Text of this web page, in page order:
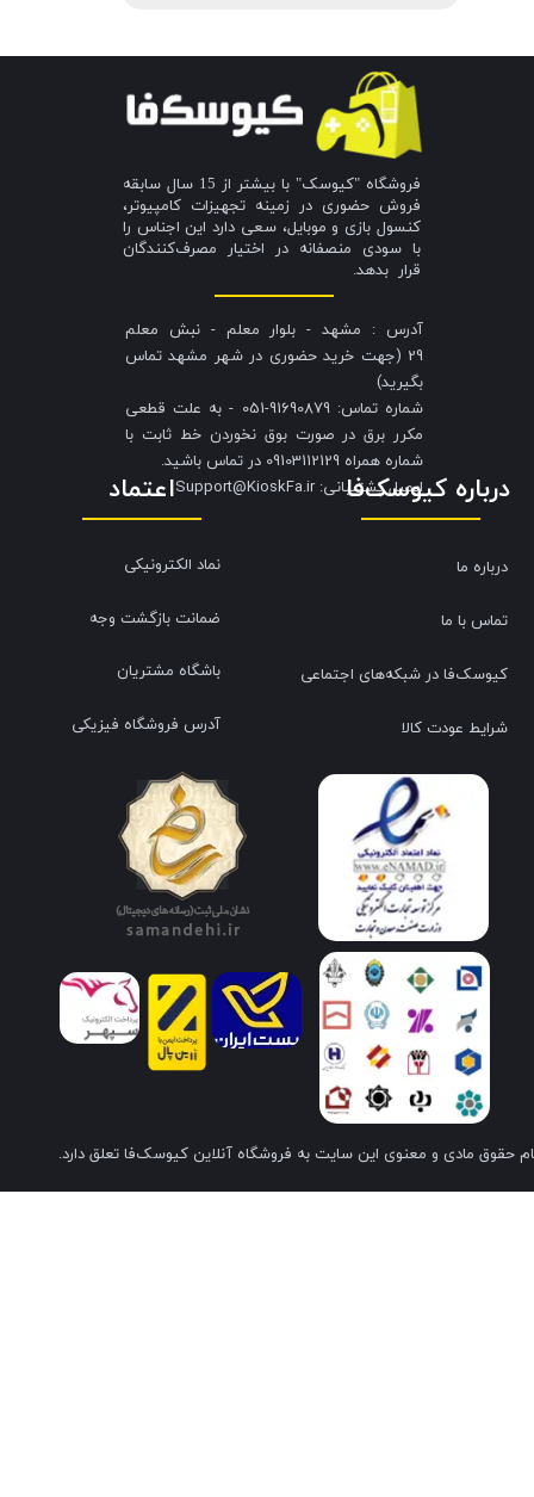
فروشگاه "کیوسک" با بیشتر از 15 سال سابقه
فروش حضوری در زمینه تجهیزات کامپیوتر،
کنسول بازی و موبایل، سعی دارد این اجناس را
با سودی منصفانه در اختیار مصرف‌کنندگان
قرار بدهد.
آدرس : مشهد - بلوار معلم - نبش معلم
29 (جهت خرید حضوری در شهر مشهد تماس
بگیرید)
شماره تماس: 91690879-051 - به علت قطعی
مکرر برق در صورت بوق نخوردن خط ثابت با
شماره همراه 09103112129 در تماس باشید.
​​​​​​​ایمیل پشتیبانی: Support@KioskFa.ir
حقوق مادی و معنوی این سایت به فروشگاه آنلاین کیوسک‌فا تعلق دارد.
اعتماد
نماد الکترونیکی
ضمانت بازگشت وجه
باشگاه مشتریان
آدرس فروشگاه فیزیکی
درباره کیوسک‌فا
درباره ما
تماس با ما
کیوسک‌فا در شبکه‌های اجتماعی
شرایط عودت کالا